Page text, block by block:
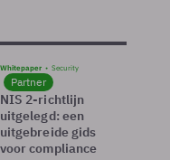
Whitepaper Security
Partner
NIS 2-richtlijn
uitgelegd: een
uitgebreide gids
voor compliance